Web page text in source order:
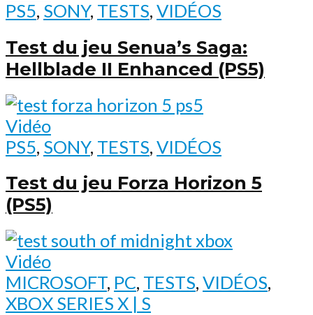
PS5, SONY, TESTS, VIDÉOS
Test du jeu Senua’s Saga:
Hellblade II Enhanced (PS5)
Vidéo
PS5, SONY, TESTS, VIDÉOS
Test du jeu Forza Horizon 5
(PS5)
Vidéo
MICROSOFT, PC, TESTS, VIDÉOS,
XBOX SERIES X | S